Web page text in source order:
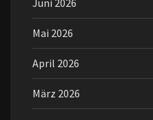
Juni 2026
Mai 2026
April 2026
März 2026